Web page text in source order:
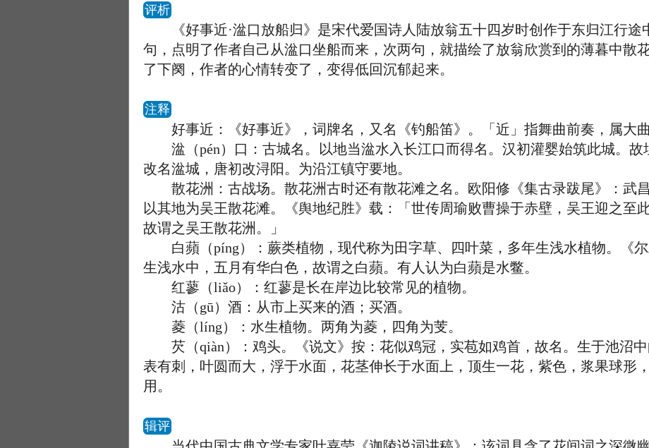
评析
《好事近·湓口放船归》是宋代爱国诗人陆放翁五十四岁时创作于东归江行途
句，点明了作者自己从湓口坐船而来，次两句，就描绘了放翁欣赏到的薄暮中散
了下阕，作者的心情转变了，变得低回沉郁起来。
注释
好事近：《好事近》，词牌名，又名《钓船笛》。「近」指舞曲前奏，属大曲
湓（pén）口：古城名。以地当湓水入长江口而得名。汉初灌婴始筑此城。故
改名湓城，唐初改浔阳。为沿江镇守要地。
散花洲：古战场。散花洲古时还有散花滩之名。欧阳修《集古录跋尾》：武
以其地为吴王散花滩。《舆地纪胜》载：「世传周瑜败曹操于赤壁，吴王迎之至
故谓之吴王散花洲。」
白蘋（píng）：蕨类植物，现代称为田字草、四叶菜，多年生浅水植物。《
生浅水中，五月有华白色，故谓之白蘋。有人认为白蘋是水鳖。
红蓼（liǎo）：红蓼是长在岸边比较常见的植物。
沽（gū）酒：从市上买来的酒；买酒。
菱（líng）：水生植物。两角为菱，四角为芰。
芡（qiàn）：鸡头。《说文》按：花似鸡冠，实苞如鸡首，故名。生于池沼中
表有刺，叶圆而大，浮于水面，花茎伸长于水面上，顶生一花，紫色，浆果球形
用。
辑评